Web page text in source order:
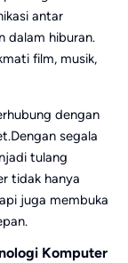
antar
dalam hiburan.
film, musik,
dengan
segala
tulang
tidak hanya
juga membuka
Komputer